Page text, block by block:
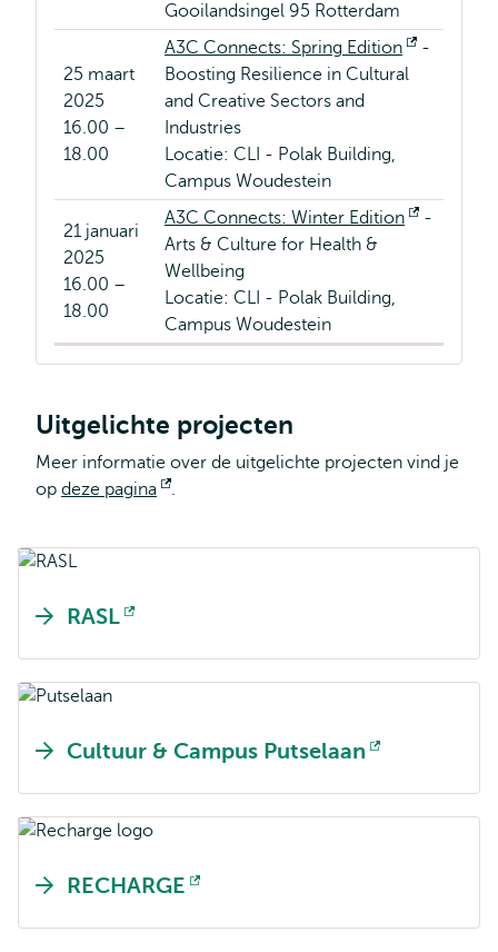
Gooilandsingel 95 Rotterdam
25 maart
2025
16.00 –
18.00
A3C Connects: Spring Edition
Opent
-
Boosting Resilience in Cultural
and Creative Sectors and
Industries
Locatie: CLI - Polak Building,
Campus Woudestein
21 januari
2025
16.00 –
18.00
A3C Connects: Winter Edition
Opent
-
Arts & Culture for Health &
Wellbeing
Locatie: CLI - Polak Building,
Campus Woudestein
Uitgelichte projecten
Meer informatie over de uitgelichte projecten vind je
op deze pagina
Opent
.
RASL
Opent
extern
Cultuur & Campus Putselaan
Opent
extern
RECHARGE
Opent
extern